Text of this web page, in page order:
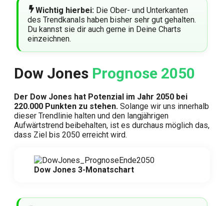
Wichtig hierbei: Die Ober- und Unterkanten
des Trendkanals haben bisher sehr gut gehalten.
Du kannst sie dir auch gerne in Deine Charts
einzeichnen.
Dow Jones Prognose 2050
Der Dow Jones hat Potenzial im Jahr 2050 bei
220.000 Punkten zu stehen. Solange wir uns innerhalb
dieser Trendlinie halten und den langjährigen
Aufwärtstrend beibehalten, ist es durchaus möglich das,
dass Ziel bis 2050 erreicht wird.
Dow Jones 3-Monatschart